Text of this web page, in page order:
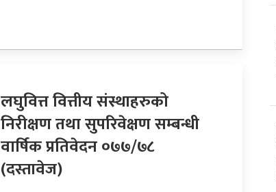
लघुवित्त वित्तीय संस्थाहरुको
निरीक्षण तथा सुपरिवेक्षण सम्बन्धी
वार्षिक प्रतिवेदन ०७७/७८
(दस्तावेज)